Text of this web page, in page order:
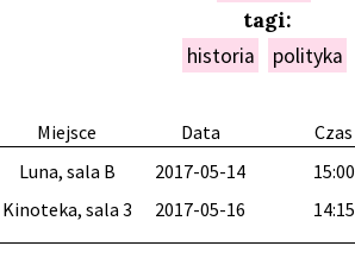
Miejsce Data
Czas
Luna, sala B
2017-05-14 15:00
Kinoteka, sala 3 2017-05-16 14:15
tagi:
historia polityka